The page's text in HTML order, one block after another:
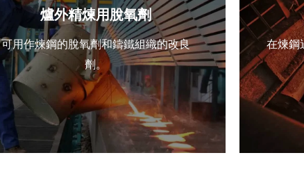
爐外精煉用脫氧劑
可用作煉鋼的脫氧劑和鑄鐵組織的改良
劑。
在煉鋼